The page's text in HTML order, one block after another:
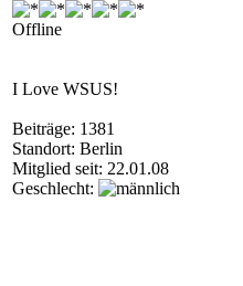
Offline
I Love WSUS!
Beiträge: 1381
Standort: Berlin
Mitglied seit: 22.01.08
Geschlecht: